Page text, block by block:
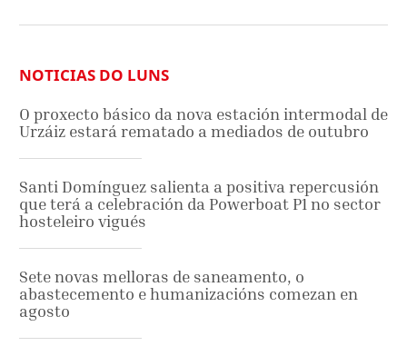
NOTICIAS DO LUNS
O proxecto básico da nova estación intermodal de
Urzáiz estará rematado a mediados de outubro
Santi Domínguez salienta a positiva repercusión
que terá a celebración da Powerboat P1 no sector
hosteleiro vigués
Sete novas melloras de saneamento, o
abastecemento e humanizacións comezan en
agosto